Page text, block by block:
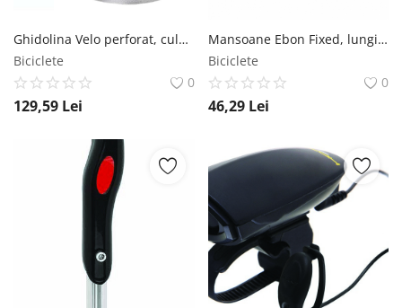
Ghidolina Velo perforat, culoare rosu Velo
Biciclete
0
129,59 Lei
Mansoane Ebon Fixed, lungime 120mm, culoare verde Ebon
Biciclete
0
46,29 Lei